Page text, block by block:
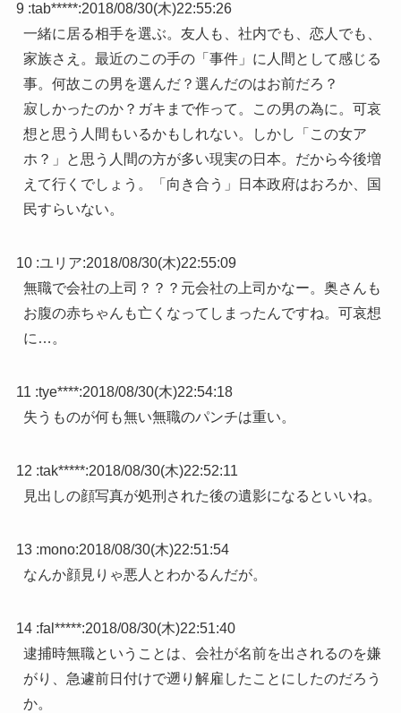
9 :tab*****:2018/08/30(木)22:55:26
一緒に居る相手を選ぶ。友人も、社内でも、恋人でも、
家族さえ。最近のこの手の「事件」に人間として感じる
事。何故この男を選んだ？選んだのはお前だろ？
寂しかったのか？ガキまで作って。この男の為に。可哀
想と思う人間もいるかもしれない。しかし「この女ア
ホ？」と思う人間の方が多い現実の日本。だから今後増
えて行くでしょう。「向き合う」日本政府はおろか、国
民すらいない。
10 :ユリア:2018/08/30(木)22:55:09
無職で会社の上司？？？元会社の上司かなー。奥さんも
お腹の赤ちゃんも亡くなってしまったんですね。可哀想
に…。
11 :tye****:2018/08/30(木)22:54:18
失うものが何も無い無職のパンチは重い。
12 :tak*****:2018/08/30(木)22:52:11
見出しの顔写真が処刑された後の遺影になるといいね。
13 :mono:2018/08/30(木)22:51:54
なんか顔見りゃ悪人とわかるんだが。
14 :fal*****:2018/08/30(木)22:51:40
逮捕時無職ということは、会社が名前を出されるのを嫌
がり、急遽前日付けで遡り解雇したことにしたのだろう
か。